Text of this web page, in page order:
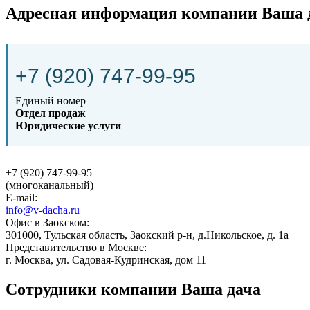
Адресная информация компании Ваша
+7 (920) 747-99-95
Единый номер
Отдел продаж
Юридические услуги
+7 (920) 747-99-95
(многоканальный)
E-mail:
info@v-dacha.ru
Офис в Заокском:
301000, Тульская область, Заокский р-н, д.Никольское, д. 1а
Представительство в Москве:
г. Москва, ул. Садовая-Кудринская, дом 11
Сотрудники компании Ваша дача